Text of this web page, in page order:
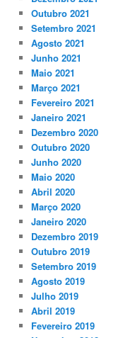
Outubro 2021
Setembro 2021
Agosto 2021
Junho 2021
Maio 2021
Março 2021
Fevereiro 2021
Janeiro 2021
Dezembro 2020
Outubro 2020
Junho 2020
Maio 2020
Abril 2020
Março 2020
Janeiro 2020
Dezembro 2019
Outubro 2019
Setembro 2019
Agosto 2019
Julho 2019
Abril 2019
Fevereiro 2019